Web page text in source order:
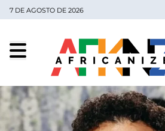
7 DE AGOSTO DE 2026